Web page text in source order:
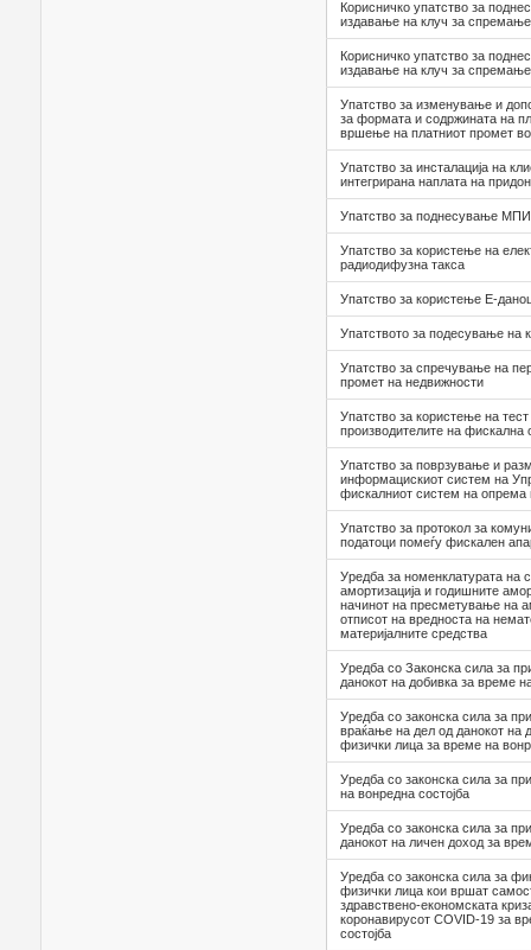
Корисничко упатство за
издавање на клуч за
Корисничко упатство за
издавање на клуч за
Упатство за изменување и
за формата и содржината на
вршење на платниот промет во
Упатство за инсталација на
интегрирана наплата на
Упатство за поднесување
Упатство за користење на
радиодифузна такса
Упатство за користење Е-
Упатството за подесување на
Упатство за спречување на
промет на недвижности
Упатство за користење на
производителите на фискална
Упатство за поврзување и
информацискиот систем на
фискалниот систем на опрема
Упатство за протокол за
податоци помеѓу фискален
Уредба за номенклатурата на
амортизација и годишните
начинот на пресметување на
отписот на вредноста на
материјалните средства
Уредба со Законска сила за
данокот на добивка за време
Уредба со законска сила за
враќање на дел од данокот на
физички лица за време на
Уредба со законска сила за
на вонредна состојба
Уредба со законска сила за
данокот на личен доход за
Уредба со законска сила за
физички лица кои вршат
здравствено-економската
коронавирусот COVID-19 за
состојба